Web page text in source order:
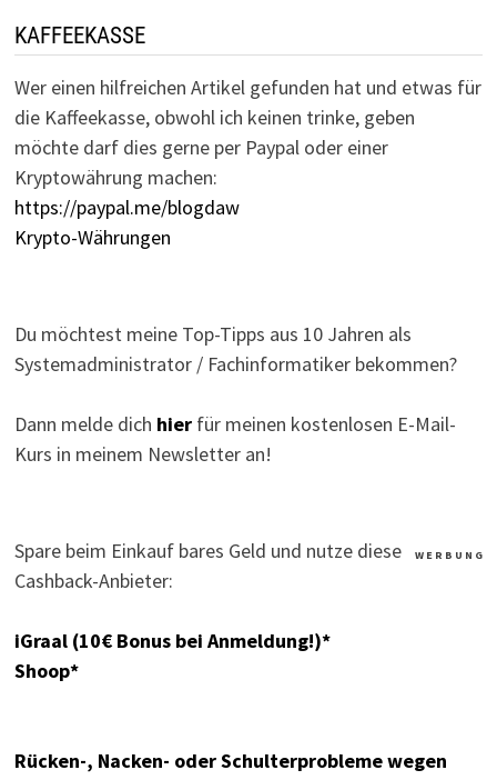
KAFFEEKASSE
Wer einen hilfreichen Artikel gefunden hat und etwas für
die Kaffeekasse, obwohl ich keinen trinke, geben
möchte darf dies gerne per Paypal oder einer
Kryptowährung machen:
https://paypal.me/blogdaw
Krypto-Währungen
Du möchtest meine Top-Tipps aus 10 Jahren als
Systemadministrator / Fachinformatiker bekommen?
Dann melde dich hierfür meinen kostenlosen E-Mail-
Kurs in meinem Newsletter an!
W E R B U N G
Spare beim Einkauf bares Geld und nutze diese
Cashback-Anbieter:
iGraal (10€ Bonus bei Anmeldung!)*
Shoop*
Rücken-, Nacken- oder Schulterprobleme wegen